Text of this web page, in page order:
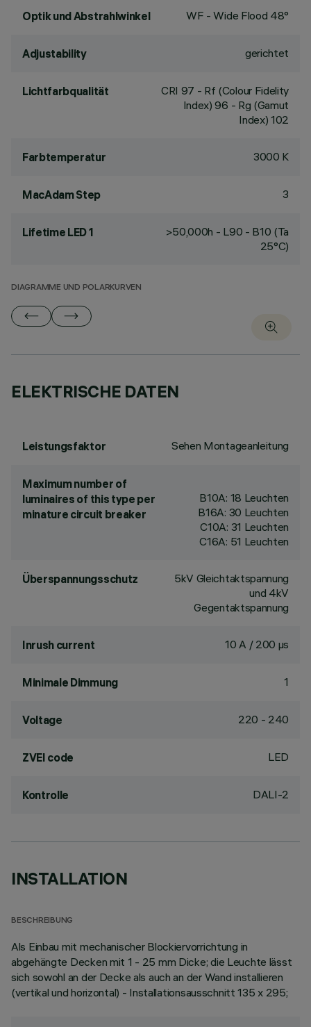
Optik und Abstrahlwinkel WF - Wide Flood 48°
Adjustability gerichtet
Lichtfarbqualität CRI 97 - Rf (Colour Fidelity
Index) 96 - Rg (Gamut
Index) 102
Farbtemperatur 3000 K
MacAdam Step 3
Lifetime LED 1
>50,000h - L90 - B10 (Ta
25°C)
DIAGRAMME UND POLARKURVEN
ELEKTRISCHE DATEN
Leistungsfaktor Sehen Montageanleitung
Maximum number of
luminaires of this type per
minature circuit breaker
B10A: 18 Leuchten
B16A: 30 Leuchten
C10A: 31 Leuchten
C16A: 51 Leuchten
Überspannungsschutz
5kV Gleichtaktspannung
und 4kV
Gegentaktspannung
Inrush current 10 A / 200 µs
Minimale Dimmung 1
Voltage 220 - 240
ZVEI code LED
Kontrolle DALI-2
INSTALLATION
BESCHREIBUNG
Als Einbau mit mechanischer Blockiervorrichtung in
abgehängte Decken mit 1 - 25 mm Dicke; die Leuchte lässt
sich sowohl an der Decke als auch an der Wand installieren
(vertikal und horizontal) - Installationsausschnitt 135 x 295;